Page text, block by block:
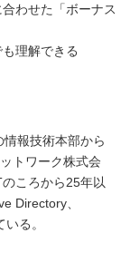
わせた「ボーナス
理解できる
報技術本部から
トワーク株式会
ころから25年以
Directory、
る。